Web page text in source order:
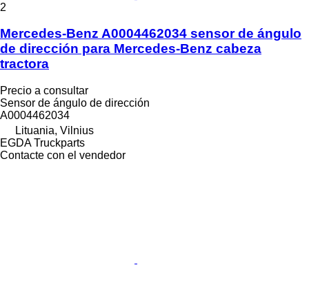
2
Mercedes-Benz A0004462034 sensor de ángulo
de dirección para Mercedes-Benz cabeza
tractora
Precio a consultar
Sensor de ángulo de dirección
A0004462034
Lituania, Vilnius
EGDA Truckparts
Contacte con el vendedor